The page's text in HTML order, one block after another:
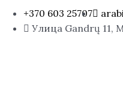
+370 603 25707
Улица Gandrų 11,
товара
Парфюмированные/